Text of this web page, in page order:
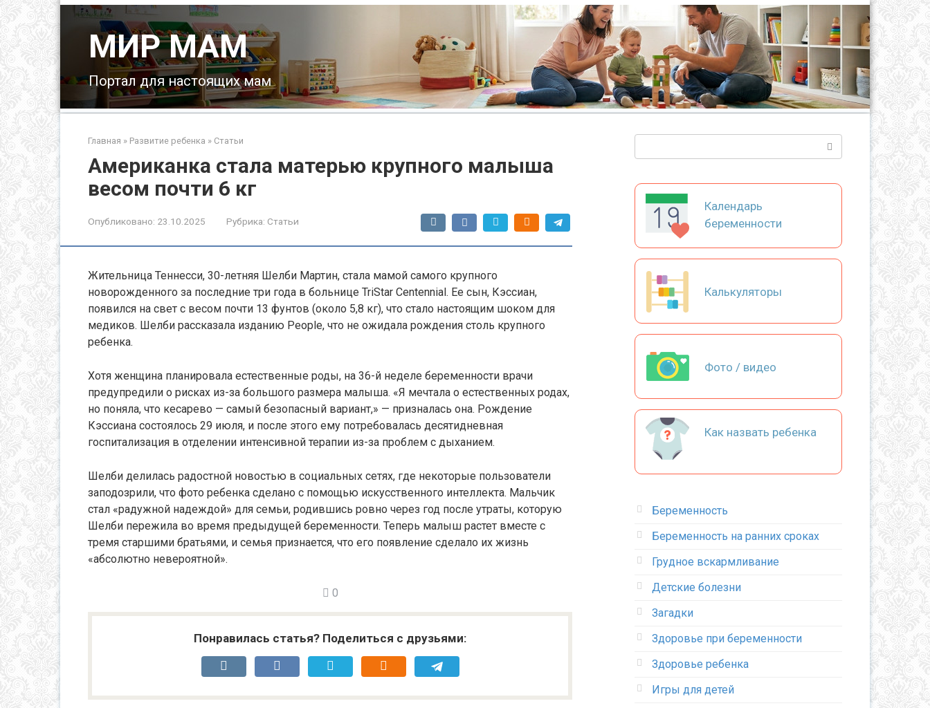
МИР МАМ
Портал для настоящих мам
Главная » Развитие ребенка » Статьи
Американка стала матерью крупного малыша
весом почти 6 кг
Опубликовано: 23.10.2025 Рубрика: Статьи
Жительница Теннесси, 30-летняя Шелби Мартин, стала мамой самого крупного
новорожденного за последние три года в больнице TriStar Centennial. Ее сын, Кэссиан,
появился на свет с весом почти 13 фунтов (около 5,8 кг), что стало настоящим шоком для
медиков. Шелби рассказала изданию People, что не ожидала рождения столь крупного
ребенка.
Хотя женщина планировала естественные роды, на 36-й неделе беременности врачи
предупредили о рисках из-за большого размера малыша. «Я мечтала о естественных родах,
но поняла, что кесарево — самый безопасный вариант,» — призналась она. Рождение
Кэссиана состоялось 29 июля, и после этого ему потребовалась десятидневная
госпитализация в отделении интенсивной терапии из-за проблем с дыханием.
Шелби делилась радостной новостью в социальных сетях, где некоторые пользователи
заподозрили, что фото ребенка сделано с помощью искусственного интеллекта. Мальчик
стал «радужной надеждой» для семьи, родившись ровно через год после утраты, которую
Шелби пережила во время предыдущей беременности. Теперь малыш растет вместе с
тремя старшими братьями, и семья признается, что его появление сделало их жизнь
«абсолютно невероятной».
0
Понравилась статья? Поделиться с друзьями:
Календарь
беременности
Калькуляторы
Фото / видео
Как назвать ребенка
Беременность
Беременность на ранних сроках
Грудное вскармливание
Детские болезни
Загадки
Здоровье при беременности
Здоровье ребенка
Игры для детей